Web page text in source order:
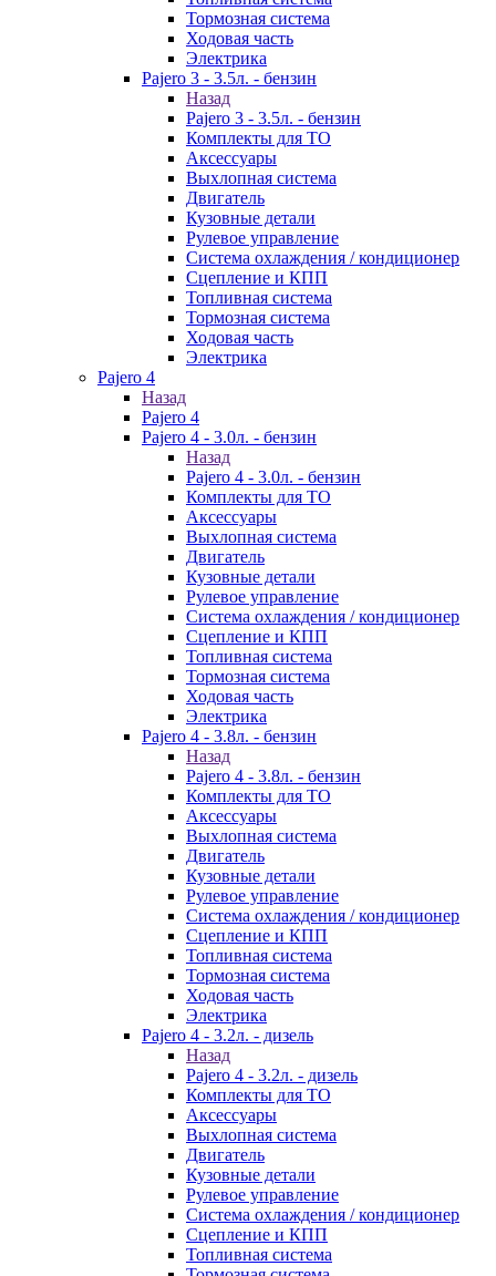
Тормозная система
Ходовая часть
Электрика
Pajero 3 - 3.5л. - бензин
Назад
Pajero 3 - 3.5л. - бензин
Комплекты для ТО
Аксессуары
Выхлопная система
Двигатель
Кузовные детали
Рулевое управление
Система охлаждения / кондиционер
Сцепление и КПП
Топливная система
Тормозная система
Ходовая часть
Электрика
Pajero 4
Назад
Pajero 4
Pajero 4 - 3.0л. - бензин
Назад
Pajero 4 - 3.0л. - бензин
Комплекты для ТО
Аксессуары
Выхлопная система
Двигатель
Кузовные детали
Рулевое управление
Система охлаждения / кондиционер
Сцепление и КПП
Топливная система
Тормозная система
Ходовая часть
Электрика
Pajero 4 - 3.8л. - бензин
Назад
Pajero 4 - 3.8л. - бензин
Комплекты для ТО
Аксессуары
Выхлопная система
Двигатель
Кузовные детали
Рулевое управление
Система охлаждения / кондиционер
Сцепление и КПП
Топливная система
Тормозная система
Ходовая часть
Электрика
Pajero 4 - 3.2л. - дизель
Назад
Pajero 4 - 3.2л. - дизель
Комплекты для ТО
Аксессуары
Выхлопная система
Двигатель
Кузовные детали
Рулевое управление
Система охлаждения / кондиционер
Сцепление и КПП
Топливная система